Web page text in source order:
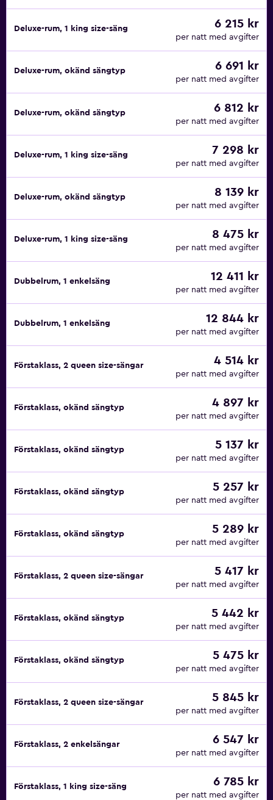
Deluxe-rum, 1 king size-säng 6 215 kr
per natt med avgifter
Deluxe-rum, okänd sängtyp 6 691 kr
per natt med avgifter
Deluxe-rum, okänd sängtyp 6 812 kr
per natt med avgifter
Deluxe-rum, 1 king size-säng 7 298 kr
per natt med avgifter
Deluxe-rum, okänd sängtyp 8 139 kr
per natt med avgifter
Deluxe-rum, 1 king size-säng 8 475 kr
per natt med avgifter
Dubbelrum, 1 enkelsäng 12 411 kr
per natt med avgifter
Dubbelrum, 1 enkelsäng 12 844 kr
per natt med avgifter
Förstaklass, 2 queen size-sängar 4 514 kr
per natt med avgifter
Förstaklass, okänd sängtyp 4 897 kr
per natt med avgifter
Förstaklass, okänd sängtyp 5 137 kr
per natt med avgifter
Förstaklass, okänd sängtyp 5 257 kr
per natt med avgifter
Förstaklass, okänd sängtyp 5 289 kr
per natt med avgifter
Förstaklass, 2 queen size-sängar 5 417 kr
per natt med avgifter
Förstaklass, okänd sängtyp 5 442 kr
per natt med avgifter
Förstaklass, okänd sängtyp 5 475 kr
per natt med avgifter
Förstaklass, 2 queen size-sängar 5 845 kr
per natt med avgifter
Förstaklass, 2 enkelsängar 6 547 kr
per natt med avgifter
Förstaklass, 1 king size-säng 6 785 kr
per natt med avgifter